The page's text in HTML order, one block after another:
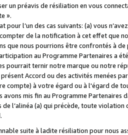
un préavis de résiliation en vous
».
l’un des cas suivants: (a) vous
de la notification à cet effet que
que nous pourrions être confrontés à
au Programme Partenaires a
pourrait ternir notre marque ou notre
Accord ou des activités menées par
compte) à votre égard ou à l'égard de
mis fin au Programme Partenaires
l’alinéa (a) qui précède, toute violation
suite à ladite résiliation pour nous